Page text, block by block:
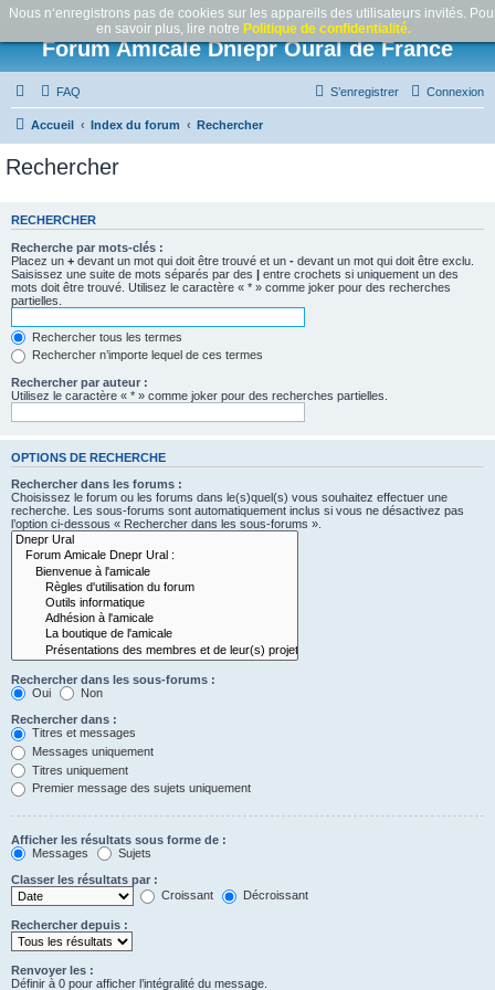
Nous n‘enregistrons pas de cookies sur les appareils des utilisateurs invités.
en savoir plus, lire notre Politique de confidentialité.
Forum Amicale Dniepr Oural de France
FAQ Connexion
S’enregistrer
Accueil Index du forum Rechercher
Rechercher
RECHERCHER
Recherche par mots-clés :
Placez un + devant un mot qui doit être trouvé et un - devant un mot qui doit être exclu.
Saisissez une suite de mots séparés par des | entre crochets si uniquement un des
mots doit être trouvé. Utilisez le caractère « * » comme joker pour des recherches
partielles.
Rechercher tous les termes
Rechercher n’importe lequel de ces termes
Rechercher par auteur :
Utilisez le caractère « * » comme joker pour des recherches partielles.
OPTIONS DE RECHERCHE
Rechercher dans les forums :
Choisissez le forum ou les forums dans le(s)quel(s) vous souhaitez effectuer une
recherche. Les sous-forums sont automatiquement inclus si vous ne désactivez pas
l’option ci-dessous « Rechercher dans les sous-forums ».
Rechercher dans les sous-forums :
Oui
Non
Rechercher dans :
Titres et messages
Messages uniquement
Titres uniquement
Premier message des sujets uniquement
Afficher les résultats sous forme de :
Messages
Sujets
Classer les résultats par :
Croissant
Décroissant
Rechercher depuis :
Renvoyer les :
Définir à 0 pour afficher l’intégralité du message.